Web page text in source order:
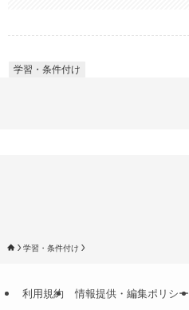
学習・条件付け
学習・条件付け
利用規約 情報提供・編集ポリシー